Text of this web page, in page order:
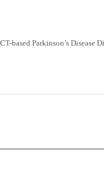
based Parkinson’s Disease